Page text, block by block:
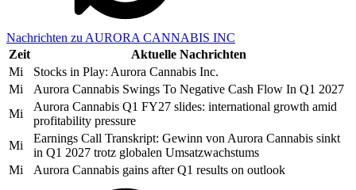
Nachrichten zu AURORA CANNABIS INC
Zeit
Aktuelle Nachrichten
Mi
Stocks in Play: Aurora Cannabis Inc.
Mi
Aurora Cannabis Swings To Negative Cash Flow In Q1 2027
Mi
Aurora Cannabis Q1 FY27 slides: international growth amid
profitability pressure
Mi
Earnings Call Transkript: Gewinn von Aurora Cannabis sinkt
in Q1 2027 trotz globalen Umsatzwachstums
Mi
Aurora Cannabis gains after Q1 results on outlook